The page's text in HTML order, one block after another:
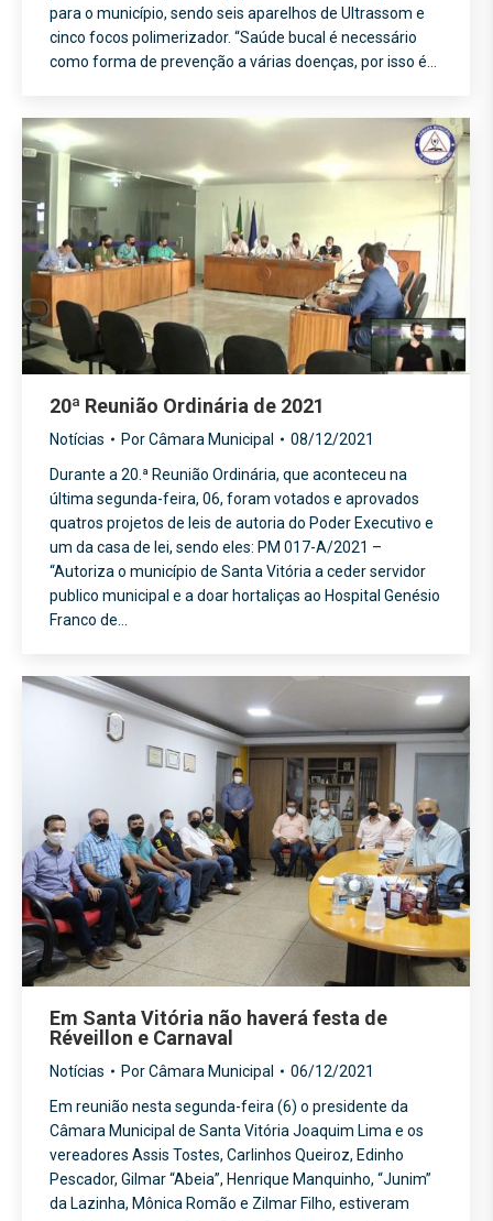
para o município, sendo seis aparelhos de Ultrassom e
cinco focos polimerizador. “Saúde bucal é necessário
como forma de prevenção a várias doenças, por isso é…
20ª Reunião Ordinária de 2021
Notícias PorCâmara Municipal
08/12/2021
Durante a 20.ª Reunião Ordinária, que aconteceu na
última segunda-feira, 06, foram votados e aprovados
quatros projetos de leis de autoria do Poder Executivo e
um da casa de lei, sendo eles: PM 017-A/2021 –
“Autoriza o município de Santa Vitória a ceder servidor
publico municipal e a doar hortaliças ao Hospital Genésio
Franco de…
Em Santa Vitória não haverá festa de
Réveillon e Carnaval
Notícias PorCâmara Municipal
06/12/2021
Em reunião nesta segunda-feira (6) o presidente da
Câmara Municipal de Santa Vitória Joaquim Lima e os
vereadores Assis Tostes, Carlinhos Queiroz, Edinho
Pescador, Gilmar “Abeia”, Henrique Manquinho, “Junim”
da Lazinha, Mônica Romão e Zilmar Filho, estiveram